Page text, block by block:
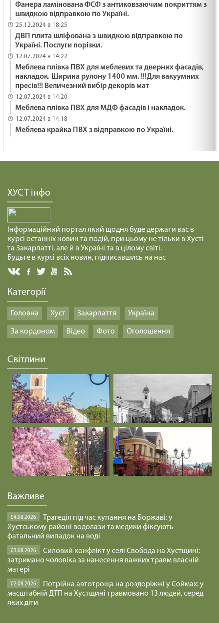
Фанера ламінована ФСФ з антиковзаючим покриттям з
швидкою відправкою по Україні.
25.12.2024 в 18:25
ДВП плита шліфована з швидкою відправкою по
Україні. Послуги порізки.
12.07.2024 в 14:22
Меблева плівка ПВХ для меблевих та дверних фасадів,
накладок. Ширина рулону 1400 мм. !!!Для вакуумних
пресів!!! Величезний вибір декорів мат
12.07.2024 в 14:20
Меблева плівка ПВХ для МДФ фасадів і накладок.
12.07.2024 в 14:18
Меблева крайка ПВХ з відправкою по Україні.
ХУСТ інфо
Інформаційний портал який щодня буде держати вас в
курсі останніх новин та подій, при цьому не тільки в Хусті
та Закарпатті, але й в Україні та в цілому світі.
Будьте в курсі всіх новин, підписавшись на нас
Категорії
Головна Хуст Закарпаття Україна
За кордоном Відео Фото Оголошення
Світлини
Важливе
04.08.2026
Трагедія під час купання на Боржаві: у
Хустському районі водолази та медики фіксують
фатальний випадок на воді
03.08.2026
Силовий конфлікт у селі Свобода на Хустщині:
затримано чоловіка за нанесення важких травм власній
матері
02.08.2026
Потрійна автотроща на роздоріжжі у Соймах: у
масштабній ДТП на Хустщині травмовано 13 людей, серед
яких діти